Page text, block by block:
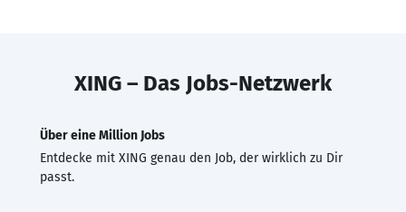
XING – Das Jobs-Netzwerk
Über eine Million Jobs
Entdecke mit XING genau den Job, der wirklich zu Dir
passt.